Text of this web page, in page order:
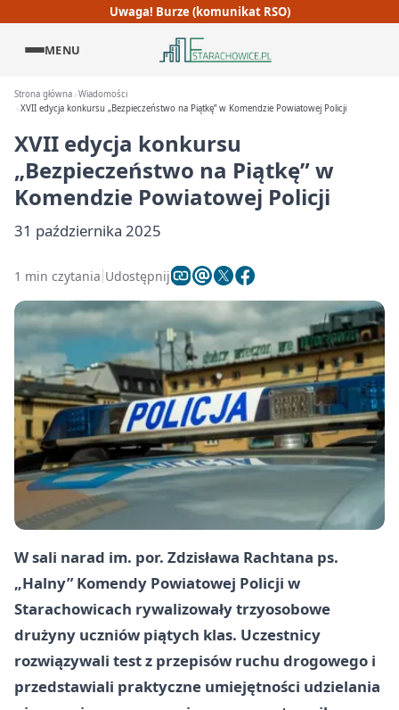
Uwaga! Burze (komunikat RSO)
MENU
Strona główna Wiadomości
XVII edycja konkursu „Bezpieczeństwo na Piątkę” w Komendzie Powiatowej Policji
XVII edycja konkursu
„Bezpieczeństwo na Piątkę” w
Komendzie Powiatowej Policji
31 października 2025
1 min czytania Udostępnij
W sali narad im. por. Zdzisława Rachtana ps.
„Halny” Komendy Powiatowej Policji w
Starachowicach rywalizowały trzyosobowe
drużyny uczniów piątych klas. Uczestnicy
rozwiązywali test z przepisów ruchu drogowego i
przedstawiali praktyczne umiejętności udzielania